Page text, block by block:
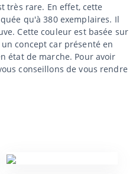
très rare. En effet, cette
qu'à 380 exemplaires. Il
Cette couleur est basée sur
concept car présenté en
état de marche. Pour avoir
conseillons de vous rendre